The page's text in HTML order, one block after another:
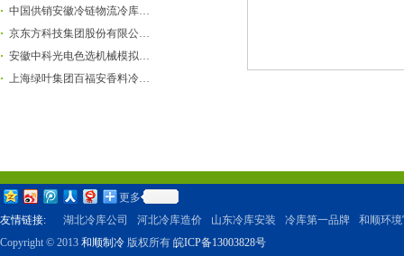
中国供销安徽冷链物流冷库…
京东方科技集团股份有限公…
安徽中科光电色选机械模拟…
上海绿叶集团百福安香料冷…
更多
友情链接:
湖北冷库公司 河北冷库造价 山东冷库安装 冷库第一品牌
和顺环
Copyright © 2013 和顺制冷 版权所有 皖ICP备13003828号